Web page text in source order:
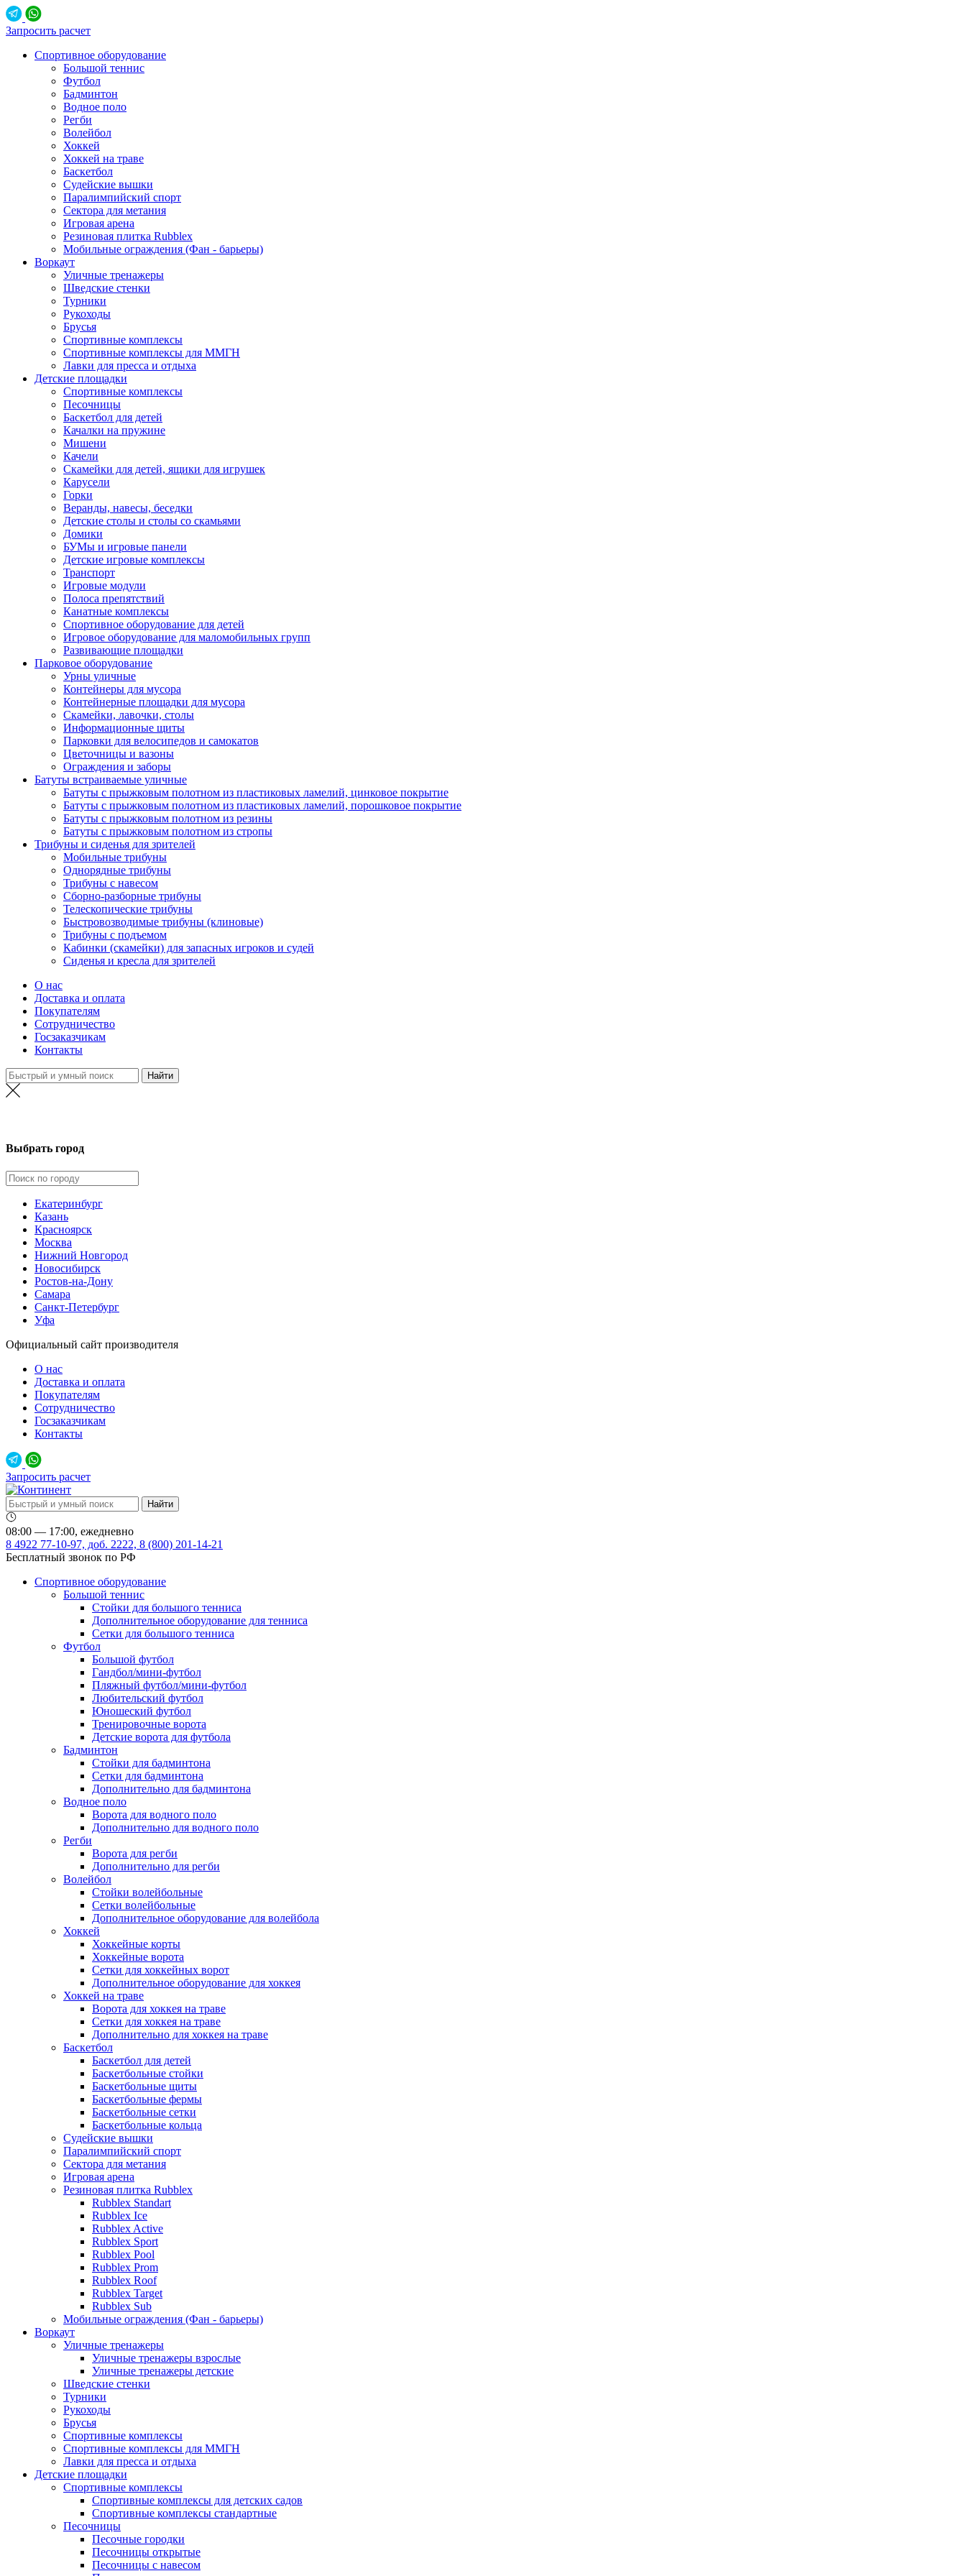
Запросить расчет
Спортивное оборудование
Большой теннис
Футбол
Бадминтон
Водное поло
Регби
Волейбол
Хоккей
Хоккей на траве
Баскетбол
Судейские вышки
Паралимпийский спорт
Сектора для метания
Игровая арена
Резиновая плитка Rubblex
Мобильные ограждения (Фан - барьеры)
Воркаут
Уличные тренажеры
Шведские стенки
Турники
Рукоходы
Брусья
Спортивные комплексы
Спортивные комплексы для ММГН
Лавки для пресса и отдыха
Детские площадки
Спортивные комплексы
Песочницы
Баскетбол для детей
Качалки на пружине
Мишени
Качели
Скамейки для детей, ящики для игрушек
Карусели
Горки
Веранды, навесы, беседки
Детские столы и столы со скамьями
Домики
БУМы и игровые панели
Детские игровые комплексы
Транспорт
Игровые модули
Полоса препятствий
Канатные комплексы
Спортивное оборудование для детей
Игровое оборудование для маломобильных групп
Развивающие площадки
Парковое оборудование
Урны уличные
Контейнеры для мусора
Контейнерные площадки для мусора
Скамейки, лавочки, столы
Информационные щиты
Парковки для велосипедов и самокатов
Цветочницы и вазоны
Ограждения и заборы
Батуты встраиваемые уличные
Батуты с прыжковым полотном из пластиковых ламелий, цинковое покрытие
Батуты с прыжковым полотном из пластиковых ламелий, порошковое покрытие
Батуты с прыжковым полотном из резины
Батуты с прыжковым полотном из стропы
Трибуны и сиденья для зрителей
Мобильные трибуны
Однорядные трибуны
Трибуны с навесом
Сборно-разборные трибуны
Телескопические трибуны
Быстровозводимые трибуны (клиновые)
Трибуны с подъемом
Кабинки (скамейки) для запасных игроков и судей
Сиденья и кресла для зрителей
О нас
Доставка и оплата
Покупателям
Сотрудничество
Госзаказчикам
Контакты
Выбрать город
Екатеринбург
Казань
Красноярск
Москва
Нижний Новгород
Новосибирск
Ростов-на-Дону
Самара
Санкт-Петербург
Уфа
Официальный сайт производителя
О нас
Доставка и оплата
Покупателям
Сотрудничество
Госзаказчикам
Контакты
Запросить расчет
08:00 — 17:00, ежедневно
8 4922 77-10-97, доб. 2222, 8 (800) 201-14-21
Бесплатный звонок по РФ
Спортивное оборудование
Большой теннис
Стойки для большого тенниса
Дополнительное оборудование для тенниса
Сетки для большого тенниса
Футбол
Большой футбол
Гандбол/мини-футбол
Пляжный футбол/мини-футбол
Любительский футбол
Юношеский футбол
Тренировочные ворота
Детские ворота для футбола
Бадминтон
Стойки для бадминтона
Сетки для бадминтона
Дополнительно для бадминтона
Водное поло
Ворота для водного поло
Дополнительно для водного поло
Регби
Ворота для регби
Дополнительно для регби
Волейбол
Стойки волейбольные
Сетки волейбольные
Дополнительное оборудование для волейбола
Хоккей
Хоккейные корты
Хоккейные ворота
Сетки для хоккейных ворот
Дополнительное оборудование для хоккея
Хоккей на траве
Ворота для хоккея на траве
Сетки для хоккея на траве
Дополнительно для хоккея на траве
Баскетбол
Баскетбол для детей
Баскетбольные стойки
Баскетбольные щиты
Баскетбольные фермы
Баскетбольные сетки
Баскетбольные кольца
Судейские вышки
Паралимпийский спорт
Сектора для метания
Игровая арена
Резиновая плитка Rubblex
Rubblex Standart
Rubblex Ice
Rubblex Active
Rubblex Sport
Rubblex Pool
Rubblex Prom
Rubblex Roof
Rubblex Target
Rubblex Sub
Мобильные ограждения (Фан - барьеры)
Воркаут
Уличные тренажеры
Уличные тренажеры взрослые
Уличные тренажеры детские
Шведские стенки
Турники
Рукоходы
Брусья
Спортивные комплексы
Спортивные комплексы для ММГН
Лавки для пресса и отдыха
Детские площадки
Спортивные комплексы
Спортивные комплексы для детских садов
Спортивные комплексы стандартные
Песочницы
Песочные городки
Песочницы открытые
Песочницы с навесом